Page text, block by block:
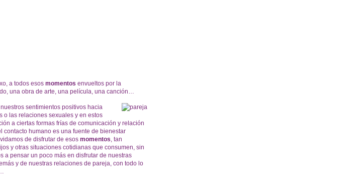
a todos esos momentos envueltos por la
una obra de arte, una película, una canción…
sentimientos positivos hacia
o las relaciones sexuales y en estos
a ciertas formas frías de comunicación y relación
humano es una fuente de bienestar
de disfrutar de esos momentos, tan
y otras situaciones cotidianas que consumen, sin
a pensar un poco más en disfrutar de nuestras
y de nuestras relaciones de pareja, con todo lo